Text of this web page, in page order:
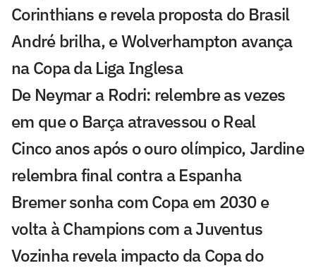
Corinthians e revela proposta do Brasil
André brilha, e Wolverhampton avança
na Copa da Liga Inglesa
De Neymar a Rodri: relembre as vezes
em que o Barça atravessou o Real
Cinco anos após o ouro olímpico, Jardine
relembra final contra a Espanha
Bremer sonha com Copa em 2030 e
volta à Champions com a Juventus
Vozinha revela impacto da Copa do